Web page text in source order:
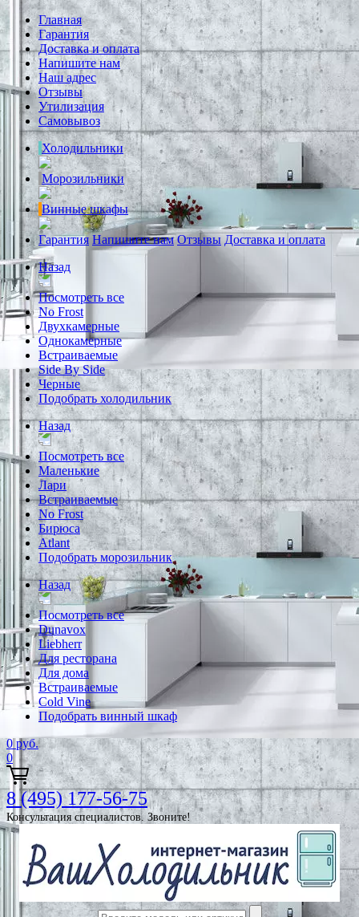
Главная
Гарантия
Доставка и оплата
Напишите нам
Наш адрес
Отзывы
Утилизация
Самовывоз
Холодильники
Морозильники
Винные шкафы
Гарантия Напишите нам Отзывы Доставка и оплата
Назад
Посмотреть все
No Frost
Двухкамерные
Однокамерные
Встраиваемые
Side By Side
Черные
Подобрать холодильник
Назад
Посмотреть все
Маленькие
Лари
Встраиваемые
No Frost
Бирюса
Atlant
Подобрать морозильник
Назад
Посмотреть все
Dunavox
Liebherr
Для ресторана
Для дома
Встраиваемые
Cold Vine
Подобрать винный шкаф
0 руб.
0
8 (495) 177-56-75
Консультация специалистов. Звоните!